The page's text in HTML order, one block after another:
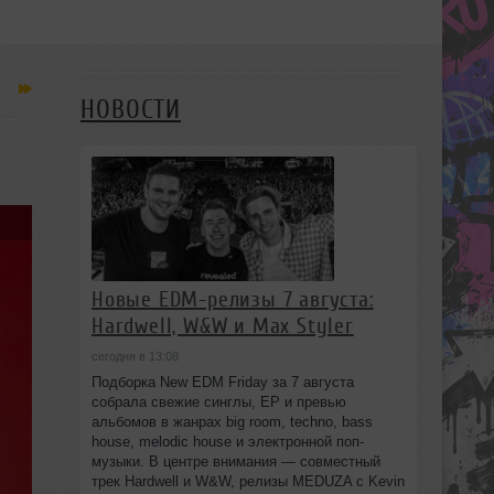
НОВОСТИ
Новые EDM-релизы 7 августа:
Hardwell, W&W и Max Styler
сегодня в 13:08
Подборка New EDM Friday за 7 августа
собрала свежие синглы, EP и превью
альбомов в жанрах big room, techno, bass
house, melodic house и электронной поп-
музыки. В центре внимания — совместный
трек Hardwell и W&W, релизы MEDUZA с Kevin